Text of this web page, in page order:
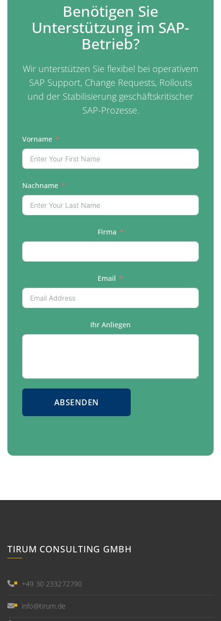
Benötigen Sie
Unterstützung im SAP-
Betrieb?
Wir unterstützen Sie flexibel bei operativem
SAP Support, Change Requests, Rollouts
und der Stabilisierung geschäftskritischer
SAP-Prozesse.
Vorname
Nachname
Firma
Email
Ihr Anliegen
ABSENDEN
TIRUM CONSULTING GMBH
+49 30 233272790
info@tirum.de